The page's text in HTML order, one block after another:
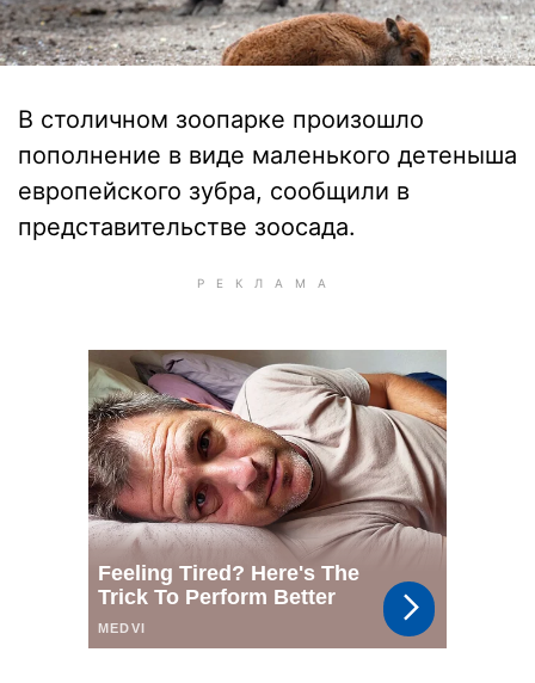
В столичном зоопарке произошло
пополнение в виде маленького детеныша
европейского зубра, сообщили в
представительстве зоосада.